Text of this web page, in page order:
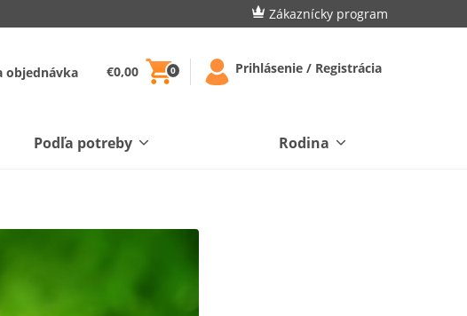
Zákaznícky program
objednávka €0,00 0 Prihlásenie / Registrácia
Podľa potreby Rodina